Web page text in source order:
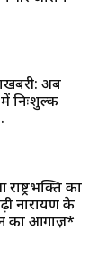
अब
निःशुल्क
का
नारायण के
का आगाज़*